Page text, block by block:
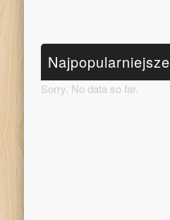
Najpopularniejsze
Sorry. No data so far.